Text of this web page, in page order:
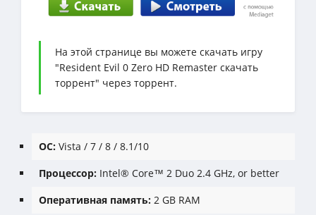
На этой странице вы можете скачать игру
"Resident Evil 0 Zero HD Remaster скачать
торрент" через торрент.
ОС: Vista / 7 / 8 / 8.1/10
Процессор: Intel® Core™ 2 Duo 2.4 GHz, or better
Оперативная память: 2 GB RAM